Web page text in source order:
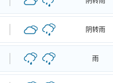
阴转雨
雨